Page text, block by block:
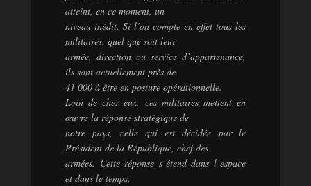
atteint, en ce moment, un
niveau inédit. Si l’on compte en effet tous les
militaires, quel que soit leur
armée, direction ou service d’appartenance,
ils sont actuellement près de
41 000 à être en posture opérationnelle.
Loin de chez eux, ces militaires mettent en
œuvre la réponse stratégique de
notre pays, celle qui est décidée par le
Président de la République, chef des
armées. Cette réponse s’étend dans l’espace
et dans le temps.